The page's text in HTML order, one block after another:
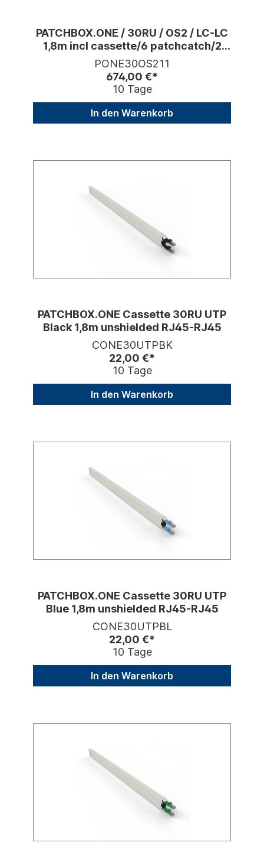
PATCHBOX.ONE / 30RU / OS2 / LC-LC
1,8m incl cassette/6 patchcatch/2
devmnt
PONE30OS211
674,00 €*
10 Tage
In den Warenkorb
PATCHBOX.ONE Cassette 30RU UTP
Black 1,8m unshielded RJ45-RJ45
CONE30UTPBK
22,00 €*
10 Tage
In den Warenkorb
PATCHBOX.ONE Cassette 30RU UTP
Blue 1,8m unshielded RJ45-RJ45
CONE30UTPBL
22,00 €*
10 Tage
In den Warenkorb